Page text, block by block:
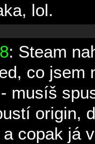
lol.
: Steam
co jsem
musíš
origin,
copak já